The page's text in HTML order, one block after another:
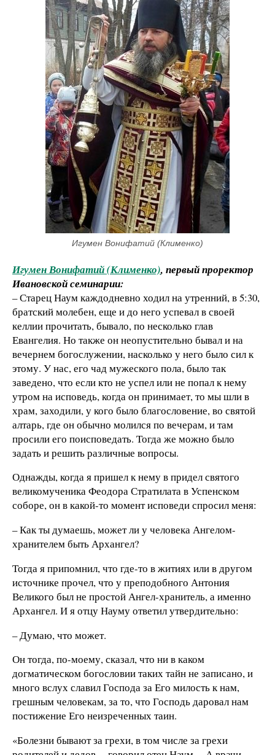
Игумен Вонифатий (Клименко)
Игумен Вонифатий (Клименко), первый проректор
Ивановской семинарии:
– Старец Наум каждодневно ходил на утренний, в 5:30,
братский молебен, еще и до него успевал в своей
келлии прочитать, бывало, по несколько глав
Евангелия. Но также он неопустительно бывал и на
вечернем богослужении, насколько у него было сил к
этому. У нас, его чад мужеского пола, было так
заведено, что если кто не успел или не попал к нему
утром на исповедь, когда он принимает, то мы шли в
храм, заходили, у кого было благословение, во святой
алтарь, где он обычно молился по вечерам, и там
просили его поисповедать. Тогда же можно было
задать и решить различные вопросы.
Однажды, когда я пришел к нему в придел святого
великомученика Феодора Стратилата в Успенском
соборе, он в какой-то момент исповеди спросил меня:
– Как ты думаешь, может ли у человека Ангелом-
хранителем быть Архангел?
Тогда я припомнил, что где-то в житиях или в другом
источнике прочел, что у преподобного Антония
Великого был не простой Ангел-хранитель, а именно
Архангел. И я отцу Науму ответил утвердительно:
– Думаю, что может.
Он тогда, по-моему, сказал, что ни в каком
догматическом богословии таких тайн не записано, и
много вслух славил Господа за Его милость к нам,
грешным человекам, за то, что Господь даровал нам
постижение Его неизреченных таин.
«Болезни бывают за грехи, в том числе за грехи